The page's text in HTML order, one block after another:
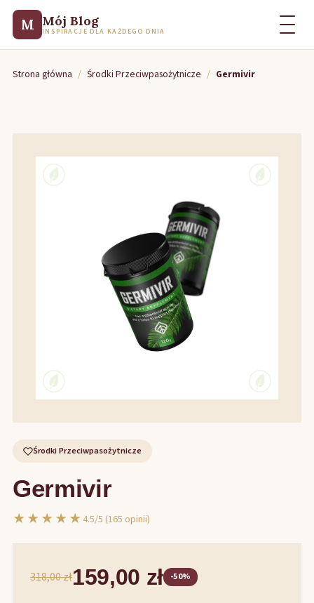
M Mój Blog
INSPIRACJE DLA KAŻDEGO DNIA
Strona główna / Środki Przeciwpasożytnicze / Germivir
Środki Przeciwpasożytnicze
Germivir
★★★★★4.5/5 (165 opinii)
318,00 zł159,00 zł -50%